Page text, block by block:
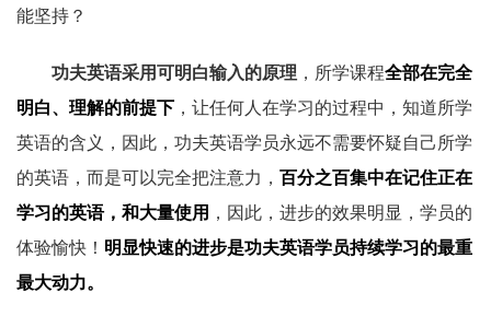
能坚持？
功夫英语采用可明白输入的原理 ，所学课程全部在完全
明白、理解的前提下 ，让任何人在学习的过程中，知道所学
英语的含义，因此，功夫英语学员永远不需要怀疑自己所学
的英语，而是可以完全把注意力， 百分之百集中在记住正在
学习的英语，和大量使用 ，因此，进步的效果明显，学员的
体验愉快！ 明显快速的进步是功夫英语学员持续学习的最重
最大动力。